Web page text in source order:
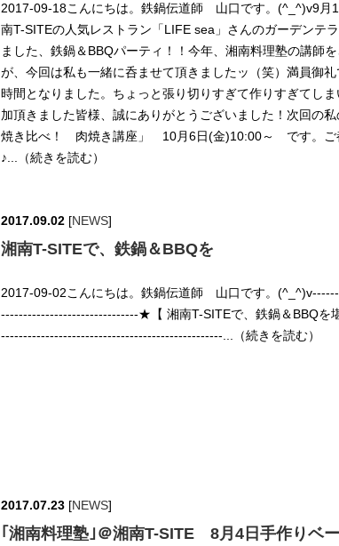
2017-09-18こんにちは。鉄鍋伝道師 山口です。(^_^)v9
南T-SITEの人気レストラン「LIFE sea」さんのガーデンテ
ました、鉄鍋＆BBQパーティ！！今年、湘南料理塾の講師
が、今回は私も一緒に呑ませて頂きましたッ（笑）満員御
時間となりました。ちょっと張り切りすぎて作りすぎてし
加頂きました皆様、誠にありがとうございました！次回の
焼き比べ！ 肉焼き講座」 10月6日(金)10:00～ です。ご
♪...（続きを読む）
2017.09.02 [NEWS]
湘南T-SITEで、鉄鍋＆BBQを
2017-09-02こんにちは。鉄鍋伝道師 山口です。
-------------------------------★【 湘南T-SITEで、鉄鍋＆BBQを
--------------------------------------------------...（続きを読む）
2017.07.23 [NEWS]
｢湘南料理塾｣＠湘南T-SITE 8月4日手作りベー